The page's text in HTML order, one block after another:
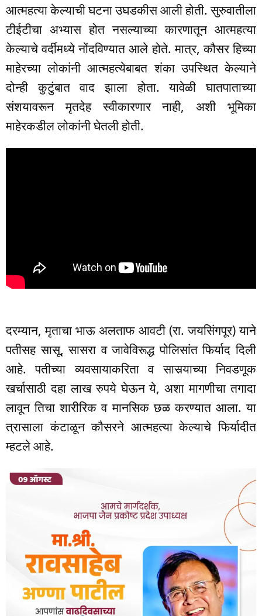
आत्महत्या केल्याची घटना उघडकीस आली होती. सुरुवातीला
टीईटीचा अभ्यास होत नसल्याच्या कारणातून आत्महत्या
केल्याचे वर्दीमध्ये नोंदविण्यात आले होते. मात्र, कौसर हिच्या
माहेरच्या लोकांनी आत्महत्येबाबत शंका उपस्थित केल्याने
दोन्ही कुटुंबात वाद झाला होता. यावेळी घातपाताच्या
संशयावरून मृतदेह स्वीकारणार नाही, अशी भूमिका
माहेरकडील लोकांनी घेतली होती.
दरम्यान, मृताचा भाऊ अलताफ आवटी (रा. जयसिंगपूर) याने
पतीसह सासू, सासरा व जावेविरूद्ध पोलिसांत फिर्याद दिली
आहे. पतीच्या व्यवसायाकरिता व सासर्‍याच्या निवडणूक
खर्चासाठी दहा लाख रुपये घेऊन ये, अशा मागणीचा तगादा
लावून तिचा शारीरिक व मानसिक छळ करण्यात आला. या
त्रासाला कंटाळून कौसरने आत्महत्या केल्याचे फिर्यादीत
म्हटले आहे.